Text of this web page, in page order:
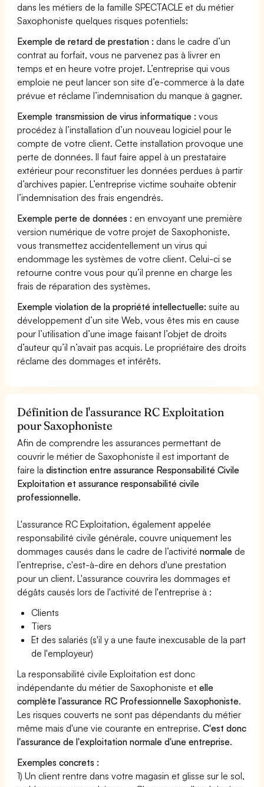
dans les métiers de la famille SPECTACLE et du métier
Saxophoniste quelques risques potentiels:
Exemple de retard de prestation : dans le cadre d’un
contrat au forfait, vous ne parvenez pas à livrer en
temps et en heure votre projet. L’entreprise qui vous
emploie ne peut lancer son site d’e-commerce à la date
prévue et réclame l’indemnisation du manque à gagner.
Exemple transmission de virus informatique : vous
procédez à l’installation d’un nouveau logiciel pour le
compte de votre client. Cette installation provoque une
perte de données. Il faut faire appel à un prestataire
extérieur pour reconstituer les données perdues à partir
d’archives papier. L’entreprise victime souhaite obtenir
l’indemnisation des frais engendrés.
Exemple perte de données : en envoyant une première
version numérique de votre projet de Saxophoniste,
vous transmettez accidentellement un virus qui
endommage les systèmes de votre client. Celui-ci se
retourne contre vous pour qu’il prenne en charge les
frais de réparation des systèmes.
Exemple violation de la propriété intellectuelle: suite au
développement d’un site Web, vous êtes mis en cause
pour l’utilisation d’une image faisant l’objet de droits
d’auteur qu’il n’avait pas acquis. Le propriétaire des droits
réclame des dommages et intérêts.
Définition de l'assurance RC Exploitation
pour Saxophoniste
Afin de comprendre les assurances permettant de
couvrir le métier de Saxophoniste il est important de
faire ladistinction entre assurance Responsabilité Civile
Exploitation et assurance responsabilité civile
professionnelle.
L'assurance RC Exploitation, également appelée
responsabilité civile générale, couvre uniquement les
dommages causés dans le cadre de l’activiténormale de
l’entreprise, c'est-à-dire en dehors d'une prestation
pour un client. L'assurance couvrira les dommages et
dégâts causés lors de l'activité de l'entreprise à :
Clients
Tiers
Et des salariés (s'il y a une faute inexcusable de la part
de l'employeur)
La responsabilité civile Exploitation est donc
indépendante du métier de Saxophoniste etelle
complète l'assurance RC Professionnelle Saxophoniste.
Les risques couverts ne sont pas dépendants du métier
même mais d'une vie courante en entreprise.C'est donc
l'assurance de l'exploitation normale d'une entreprise.
Exemples concrets :
1) Un client rentre dans votre magasin et glisse sur le sol,